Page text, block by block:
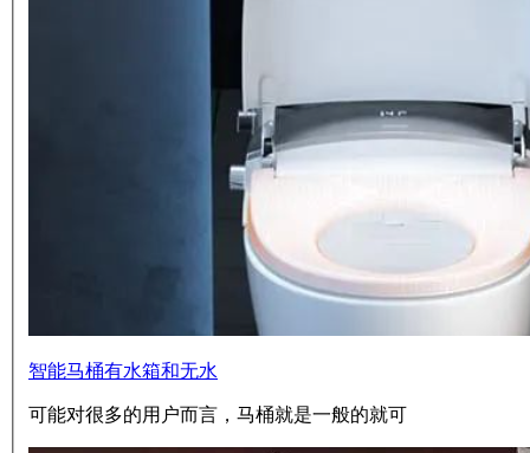
智能马桶有水箱和无水
可能对很多的用户而言，马桶就是一般的就可